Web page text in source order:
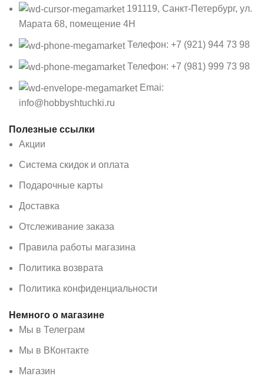
191119, Санкт-Петербург, ул.
Марата 68, помещение 4Н
Телефон: +7 (921) 944 73 98
Телефон: +7 (981) 999 73 98
Emai:
info@hobbyshtuchki.ru
Полезные ссылки
Акции
Система скидок и оплата
Подарочные карты
Доставка
Отслеживание заказа
Правила работы магазина
Политика возврата
Политика конфиденциальности
Немного о магазине
Мы в Телеграм
Мы в ВКонтакте
Магазин